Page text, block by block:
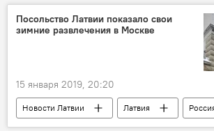
Чемпионат Европы по
Посольство Латвии показало свои
зимние развлечения в Москве
15 января 2019, 20:20
Новости Латвии Латвия
посольство Латвии в России